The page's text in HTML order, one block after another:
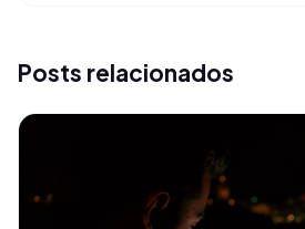
Posts relacionados